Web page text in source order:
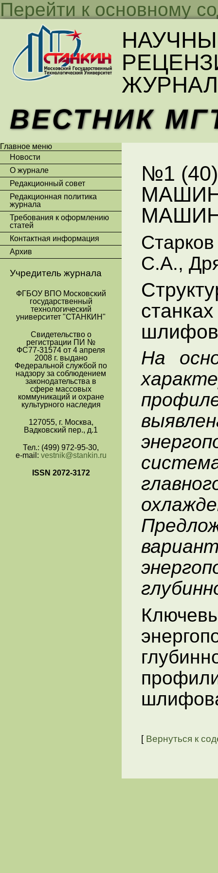
Перейти к основному
ЖУРНАЛ
ВЕСТНИК
Главное меню
Новости
О журнале
Редакционный совет
Редакционная политика
журнала
Требования к оформлению
статей
Контактная информация
Архив
Учредитель журнала
ФГБОУ ВПО Московский
государственный
технологический
университет "СТАНКИН"
Свидетельство о
регистрации ПИ №
ФС77-31574 от 4 апреля
2008 г. выдано
Федеральной службой по
надзору за соблюдением
законодательства в
сфере массовых
коммуникаций и охране
культурного наследия
127055, г. Москва,
Вадковский пер., д.1
Тел.: (499) 972-95-30,
e-mail: vestnik@stankin.ru
ISSN 2072-3172
№1
С.А.,
На
[ Вернуться к